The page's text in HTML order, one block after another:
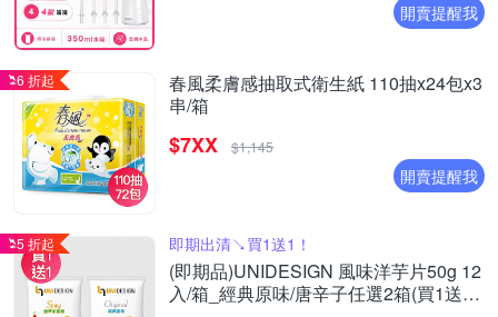
開賣提醒我
6 折起
春風柔膚感抽取式衛生紙 110抽x24包x3
串/箱
$7XX $1,145
開賣提醒我
5 折起 即期出清↘︎買1送1！
(即期品)UNIDESIGN 風味洋芋片50g 12
入/箱_經典原味/唐辛子任選2箱(買1送1)